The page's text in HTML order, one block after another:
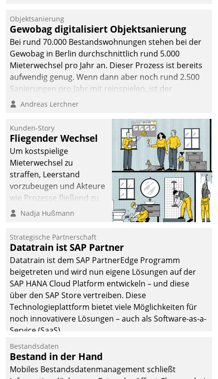
Unternehmen.
Objektsanierung
Gewobag digitalisiert Objektsanierung
Bei rund 70.000 Bestandswohnungen stehen bei der
Gewobag in Berlin durchschnittlich rund 5.000
Mieterwechsel pro Jahr an. Dieser Prozess ist bereits
aufwendig genug. Wenn dann aber noch rund 2.500
Sanierungen pro Jahr mit reinspielen, ist der
Betreuungs- und Organisationsaufwand immens. Im
kommunale Wohnungsbauunternehmen daher
gemeinsam mit der Berliner Datatrain GmbH den
Teilprozess der Objektsanierung digitalisiert.
Andreas Lerchner
Kunden-Story
Fliegender Wechsel
Um kostspielige
Mieterwechsel zu
straffen, Leerstand
vorzubeugen und Akteure
wie Prozesse fließend zu
vernetzen, nutzt die
Jahresbeginn eine
Überblick, Einsicht und
Eingriff bietende Lösung.
Zur Entwicklung setzte
man auf
Cloudtechnologie,
bewährte und Startup-
Partner sowie erstmals
agile Projektmethoden.
Nadja Hußmann
Strategische Partnerschaft
Datatrain ist SAP Partner
Datatrain ist dem SAP PartnerEdge Programm
beigetreten und wird nun eigene Lösungen auf der
SAP HANA Cloud Platform entwickeln – und diese
über den SAP Store vertreiben. Diese
Technologieplattform bietet viele Möglichkeiten für
noch innovativere Lösungen – auch als Software-as-a-
Service (SaaS).
Bestandsdaten
Bestand in der Hand
Mobiles Bestandsdatenmanagement schließt